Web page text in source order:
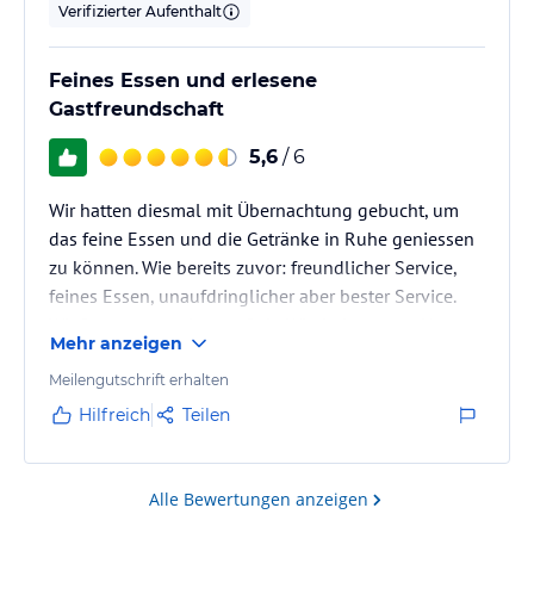
Verifizierter Aufenthalt
Feines Essen und erlesene
Gastfreundschaft
5,6 / 6
Wir hatten diesmal mit Übernachtung gebucht, um
das feine Essen und die Getränke in Ruhe geniessen
zu können. Wie bereits zuvor: freundlicher Service,
feines Essen, unaufdringlicher aber bester Service.
Zimmer war einmal "über den Hof", sehr gross, alles
sauber. Das Frühstück war persönlich und liebevoll
serviert. Und wie schon beim Abendessen alles von
Mehr anzeigen
Meilengutschrift erhalten
Hilfreich Teilen
Alle Bewertungen anzeigen